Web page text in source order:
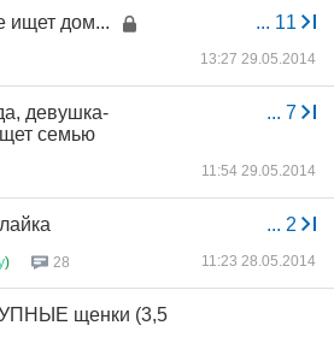
... 11
ищет дом...
13:27 29.05.2014
... 7
девушка-
семью
11:54 29.05.2014
... 2
) 28 11:23 28.05.2014
щенки (3,5